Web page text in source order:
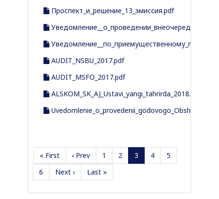
Проспект_и_решение_13_эмиссия.pdf
AUDIT_NSBU_2017.pdf
AUDIT_MSFO_2017.pdf
ALSKOM_SK_AJ_Ustavi_yangi_tahrirda_2018.pdf
« First ‹ Prev 1 2 3 4
5
6
Next › Last »